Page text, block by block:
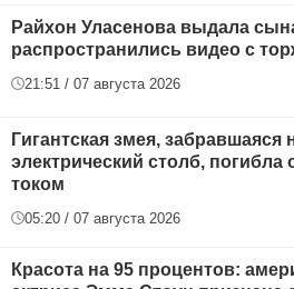
Райхон Уласенова выдала
распространились видео с
21:51 / 07 августа 2026
Гигантская змея, забравшаяся
электрический столб, погибла
током
05:20 / 07 августа 2026
Красота на 95 процентов: